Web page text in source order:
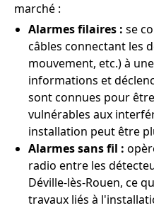
marché :
Alarmes filaires : se
câbles connectant les
mouvement, etc.) à
informations et
sont connues pour
vulnérables aux
installation peut être
Alarmes sans fil :
radio entre les
Déville-lès-Rouen, ce
travaux liés à